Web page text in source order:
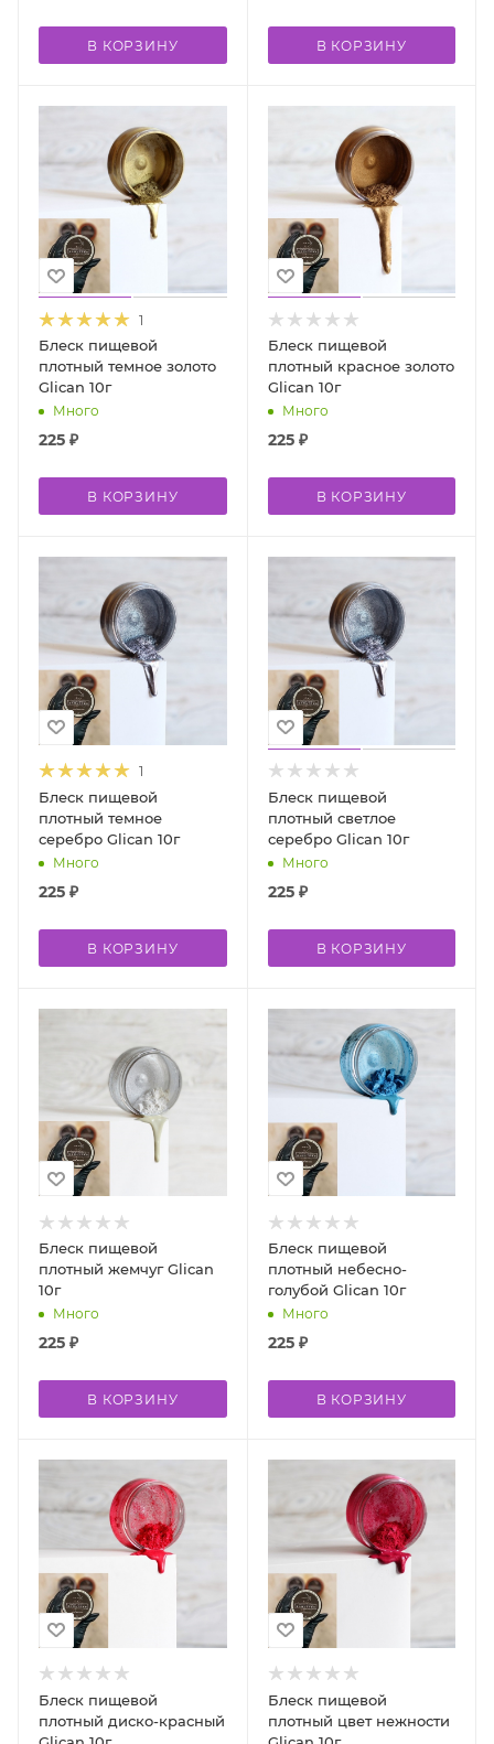
В КОРЗИНУ В КОРЗИНУ
1
Блеск пищевой
плотный темное золото
Glican 10г
Много
225 ₽
В КОРЗИНУ
Блеск пищевой
плотный красное золото
Glican 10г
Много
225₽
В КОРЗИНУ
1
Блеск пищевой
плотный темное
серебро Glican 10г
Много
225 ₽
В КОРЗИНУ
Блеск пищевой
плотный светлое
серебро Glican 10г
Много
225₽
В КОРЗИНУ
Блеск пищевой
плотный жемчуг Glican
10г
Много
225 ₽
В КОРЗИНУ
Блеск пищевой
плотный небесно-
голубой Glican 10г
Много
225₽
В КОРЗИНУ
Блеск пищевой
плотный диско-красный
Блеск пищевой
плотный цвет нежности